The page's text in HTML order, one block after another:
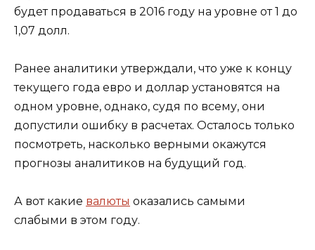
будет продаваться в 2016 году на уровне от 1 до
1,07 долл.
Ранее аналитики утверждали, что уже к концу
текущего года евро и доллар установятся на
одном уровне, однако, судя по всему, они
допустили ошибку в расчетах. Осталось только
посмотреть, насколько верными окажутся
прогнозы аналитиков на будущий год.
А вот какие валюты оказались самыми
слабыми в этом году.